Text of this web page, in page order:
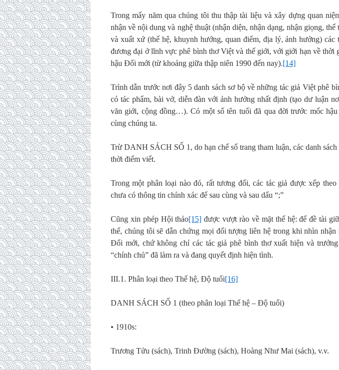
Trong mấy năm qua chúng tôi thu thập tài liệu và xây dựng quan
nhận về nội dung và nghệ thuật (nhận diện, nhận dạng, nhận giọng,
và xuất xứ (thế hệ, khuynh hướng, quan điểm, địa lý, ảnh hưởng) các
đương đại ở lĩnh vực phê bình thơ Việt và thế giới, với giới hạn về thời
hậu Đổi mới (từ khoảng giữa thập niên 1990 đến nay).[14]
Trình dẫn trước nơi đây 5 danh sách sơ bộ về những tác giả Việt phê
có tác phẩm, bài vở, diễn đàn với ảnh hưởng nhất định (tạo dư luận
văn giới, cộng đồng…). Có một số tên tuổi đã qua đời trước mốc
cùng chúng ta.
Trừ DANH SÁCH SỐ 1, do hạn chế số trang tham luận, các danh
thời điểm viết.
Trong một phân loại nào đó, rất tương đối, các tác giả được xếp
chưa có thông tin chính xác để sau cùng và sau dấu “;”
Cũng xin phép Hội thảo[15] được vượt rào về mặt thế hệ: để đề tài
thể, chúng tôi sẽ dẫn chứng mọi đối tượng liên hệ trong khi nhìn nhận
Đổi mới, chứ không chỉ các tác giả phê bình thơ xuất hiện và
“chính chủ” đã làm ra và đang quyết định hiện tình.
III.1. Phân loại theo Thế hệ, Độ tuổi[16]
DANH SÁCH SỐ 1 (theo phân loại Thế hệ – Độ tuổi)
• 1910s:
Trương Tửu (sách), Trinh Đường (sách), Hoàng Như Mai (sách), v.v.